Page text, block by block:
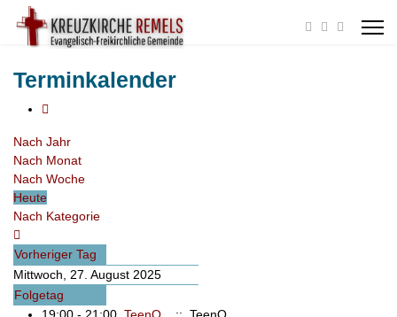
Terminkalender
Nach Jahr
Nach Monat
Nach Woche
Heute
Nach Kategorie
Vorheriger Tag
Mittwoch, 27. August 2025
Folgetag